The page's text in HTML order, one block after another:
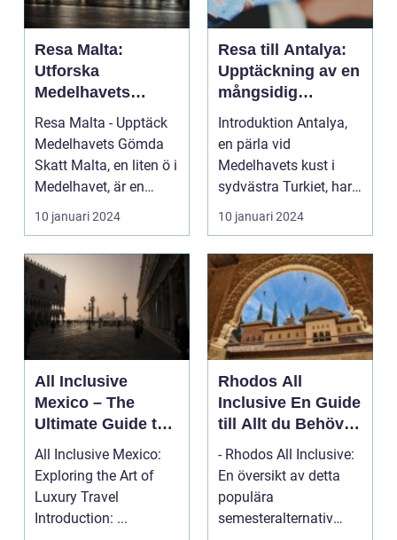
Resa Malta:
Utforska
Medelhavets
Gömda Skatt
Resa Malta - Upptäck
Medelhavets Gömda
Skatt Malta, en liten ö i
Medelhavet, är en
pärla som många ...
10 januari 2024
Resa till Antalya:
Upptäckning av en
mångsidig
turistdestination
Introduktion Antalya,
en pärla vid
Medelhavets kust i
sydvästra Turkiet, har
på senare år blivit en ...
10 januari 2024
All Inclusive
Mexico – The
Ultimate Guide to
an Unforgettable
Vacation
All Inclusive Mexico:
Exploring the Art of
Luxury Travel
Introduction: ...
Rhodos All
Inclusive En Guide
till Allt du Behöver
Veta
- Rhodos All Inclusive:
En översikt av detta
populära
semesteralternativ